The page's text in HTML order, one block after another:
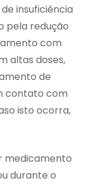
insuficiência
pela redução
com
altas doses,
de
contato com
isto ocorra,
medicamento
durante o